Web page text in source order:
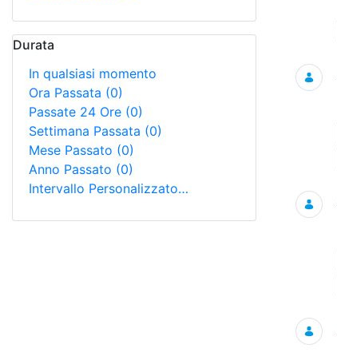
Durata
In qualsiasi momento
Ora Passata (0)
Passate 24 Ore (0)
Settimana Passata (0)
Mese Passato (0)
Anno Passato (0)
Intervallo Personalizzato…